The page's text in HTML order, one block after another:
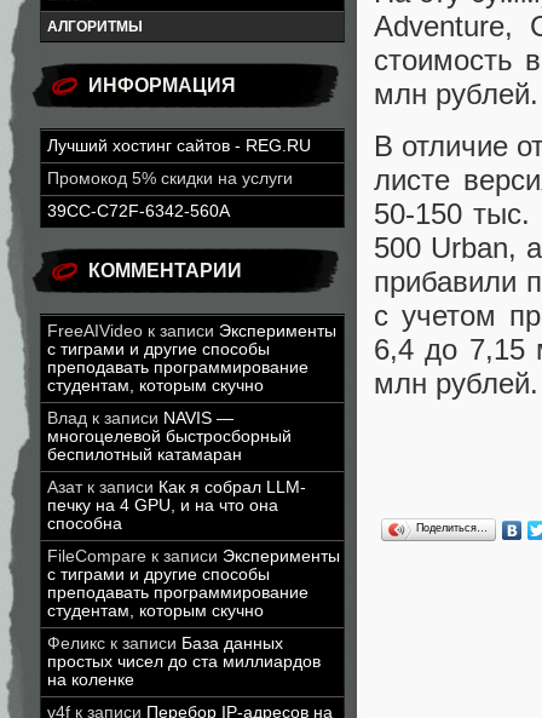
АЛГОРИТМЫ
ИНФОРМАЦИЯ
Лучший хостинг сайтов - REG.RU
Промокод 5% скидки на услуги
39CC-C72F-6342-560A
КОММЕНТАРИИ
FreeAIVideo к записи Эксперименты
с тиграми и другие способы
преподавать программирование
студентам, которым скучно
Влад к записи NAVIS —
многоцелевой быстросборный
беспилотный катамаран
Азатк записи Как я собрал LLM-
печку на 4 GPU, и на что она
способна
FileCompare к записи Эксперименты
с тиграми и другие способы
преподавать программирование
студентам, которым скучно
Феликс к записи База данных
простых чисел до ста миллиардов
на коленке
v4f к записи Перебор IP-адресов на
Adventure,
стоимость
млн рублей.
В отличие
листе
50-150
500 Urban,
прибавили
c учетом
6,4 до 7,15
млн рублей.
Поделиться…